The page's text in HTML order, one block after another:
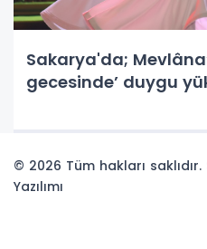
Sakarya'da;
gecesinde’ duygu
© 2026 Tüm hakları
Yazılımı